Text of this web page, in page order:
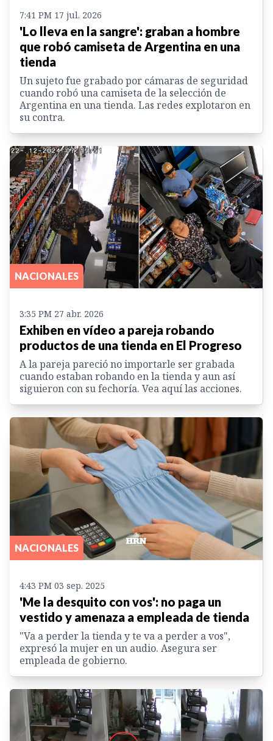
7:41 PM 17 jul. 2026
'Lo lleva en la sangre': graban a hombre
que robó camiseta de Argentina en una
tienda
Un sujeto fue grabado por cámaras de seguridad
cuando robó una camiseta de la selección de
Argentina en una tienda. Las redes explotaron en
su contra.
NACIONALES
3:35 PM 27 abr. 2026
Exhiben en vídeo a pareja robando
productos de una tienda en El Progreso
A la pareja pareció no importarle ser grabada
cuando estaban robando en la tienda y aun así
siguieron con su fechoría. Vea aquí las acciones.
NACIONALES
4:43 PM 03 sep. 2025
'Me la desquito con vos': no paga un
vestido y amenaza a empleada de tienda
"Va a perder la tienda y te va a perder a vos",
expresó la mujer en un audio. Asegura ser
empleada de gobierno.